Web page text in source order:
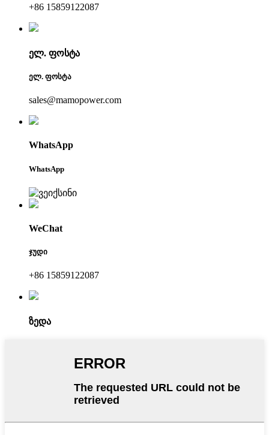
+86 15859122087
ელ. ფოსტა
ელ. ფოსტა
sales@mamopower.com
WhatsApp
WhatsApp
WeChat
ჯუდი
+86 15859122087
ზედა